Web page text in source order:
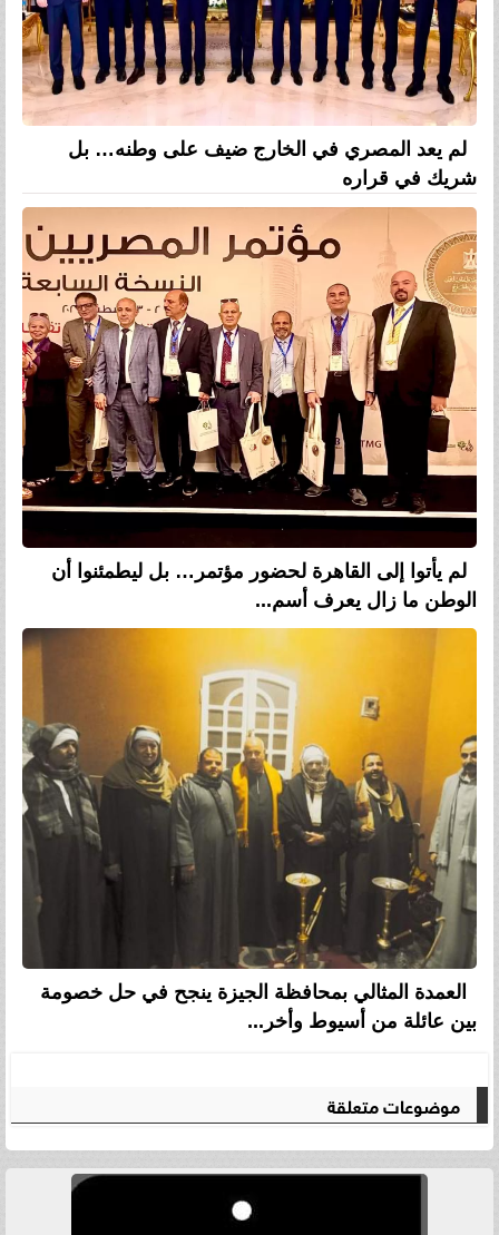
لم يعد المصري في الخارج ضيف على وطنه… بل
شريك في قراره
لم يأتوا إلى القاهرة لحضور مؤتمر… بل ليطمئنوا أن
الوطن ما زال يعرف أسم...
العمدة المثالي بمحافظة الجيزة ينجح في حل خصومة
بين عائلة من أسيوط وأخر...
موضوعات متعلقة